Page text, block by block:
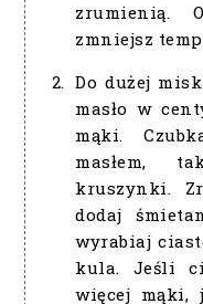
zrumienią.
zmniejsz
Do dużej
masło w
mąki.
masłem,
kruszynki.
dodaj
wyrabiaj
kula. Jeśli
więcej mąki,